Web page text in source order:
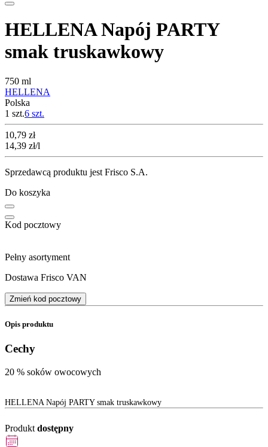
HELLENA Napój PARTY
smak truskawkowy
750 ml
HELLENA
Polska
1 szt.6 szt.
Cena
10,79 zł
14,39 zł/l
Sprzedawcą produktu jest Frisco S.A.
Do koszyka
Kod pocztowy
Pełny asortyment
Dostawa Frisco VAN
Zmień kod pocztowy
Opis produktu
Cechy
20 % soków owocowych
HELLENA Napój PARTY smak truskawkowy
Produkt dostępny